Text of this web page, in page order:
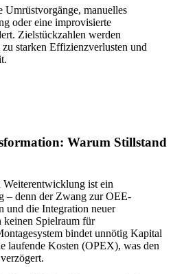
manuelles
oder eine improvisierte
Zielstückzahlen werden
starken Effizienzverlusten und
Warum Stillstand
Weiterentwicklung ist ein
– denn der Zwang zur OEE-
und die Integration neuer
keinen Spielraum für
bindet unnötig Kapital
laufende Kosten (OPEX), was den